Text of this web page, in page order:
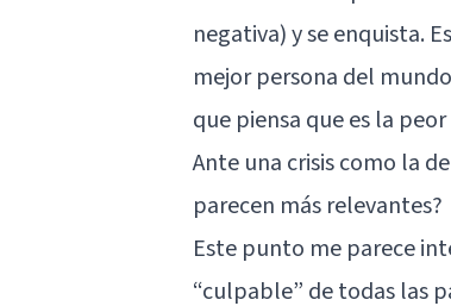
negativa) y se enquista.
mejor persona del
que piensa que es la
Ante una crisis como la
parecen más relevantes?
Este punto me parece
“culpable” de todas las